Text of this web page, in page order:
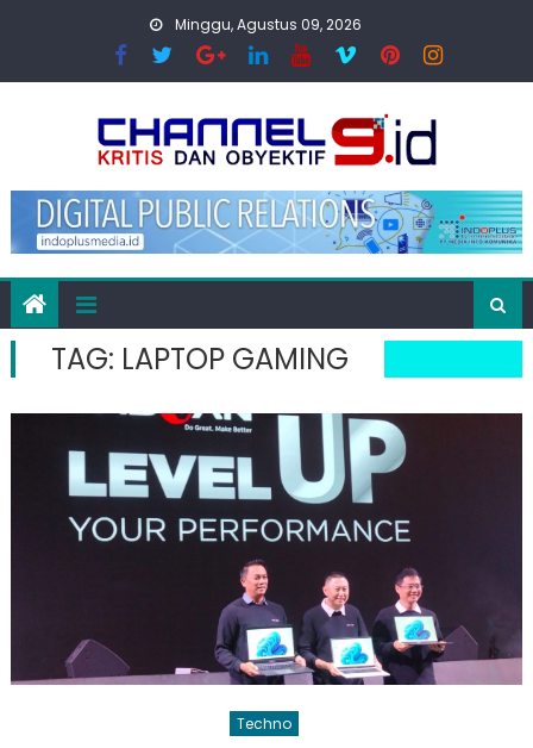
Minggu, Agustus 09, 2026
TAG: LAPTOP GAMING
Techno